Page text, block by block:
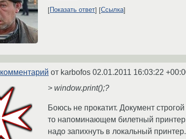
Показать ответ Ссылка
комментарий от karbofos 02.01.2011 16:03:22
> window.print();?
Боюсь не прокатит. Документ
то напоминающем билетный
надо запихнуть в локальный принтер.